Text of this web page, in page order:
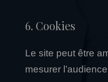
6. Cookies
Le site peut être
mesurer